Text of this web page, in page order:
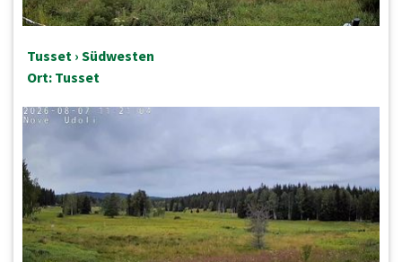
Tusset › Südwesten
Ort: Tusset